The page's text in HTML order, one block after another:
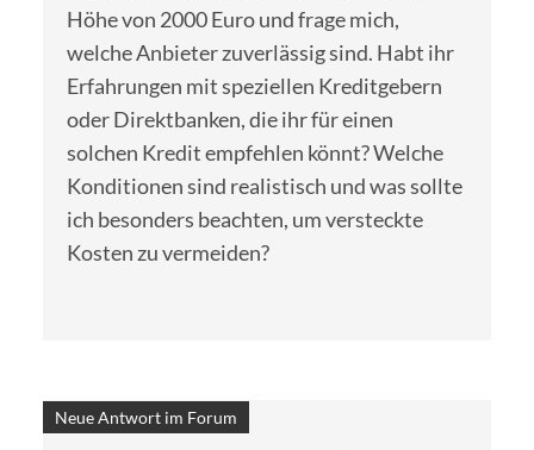
Höhe von 2000 Euro und frage mich,
welche Anbieter zuverlässig sind. Habt ihr
Erfahrungen mit speziellen Kreditgebern
oder Direktbanken, die ihr für einen
solchen Kredit empfehlen könnt? Welche
Konditionen sind realistisch und was sollte
ich besonders beachten, um versteckte
Kosten zu vermeiden?
Neue Antwort im Forum